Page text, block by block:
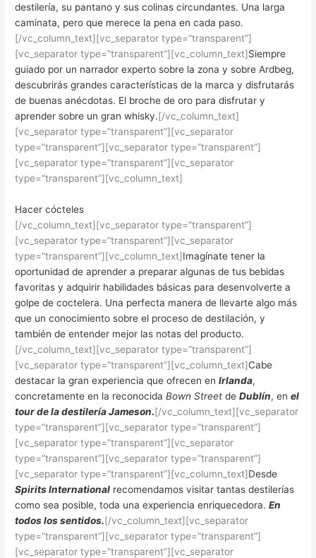
destilería, su pantano y sus colinas circundantes. Una larga
caminata, pero que merece la pena en cada paso.
[/vc_column_text][vc_separator type=”transparent”]
[vc_separator type=”transparent”][vc_column_text]Siempre
guiado por un narrador experto sobre la zona y sobre Ardbeg,
descubrirás grandes características de la marca y disfrutarás
de buenas anécdotas. El broche de oro para disfrutar y
aprender sobre un gran whisky.[/vc_column_text]
[vc_separator type=”transparent”][vc_separator
type=”transparent”][vc_separator type=”transparent”]
[vc_separator type=”transparent”][vc_separator
type=”transparent”][vc_column_text]
Hacer cócteles
[/vc_column_text][vc_separator type=”transparent”]
[vc_separator type=”transparent”][vc_separator
type=”transparent”][vc_column_text]Imagínate tener la
oportunidad de aprender a preparar algunas de tus bebidas
favoritas y adquirir habilidades básicas para desenvolverte a
golpe de coctelera. Una perfecta manera de llevarte algo más
que un conocimiento sobre el proceso de destilación, y
también de entender mejor las notas del producto.
[/vc_column_text][vc_separator type=”transparent”]
[vc_separator type=”transparent”][vc_column_text]Cabe
destacar la gran experiencia que ofrecen enIrlanda,
concretamente en la reconocidaBown Street deDublín, enel
tour de la destilería Jameson.[/vc_column_text][vc_separator
type=”transparent”][vc_separator type=”transparent”]
[vc_separator type=”transparent”][vc_separator
type=”transparent”][vc_separator type=”transparent”]
[vc_separator type=”transparent”][vc_column_text]Desde
Spirits International recomendamos visitar tantas destilerías
como sea posible, toda una experiencia enriquecedora.En
todos los sentidos.[/vc_column_text][vc_separator
type=”transparent”][vc_separator type=”transparent”]
[vc_separator type=”transparent”][vc_separator